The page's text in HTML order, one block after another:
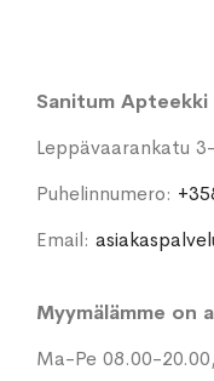
Sanitum Apteekki
Leppävaarankatu
Puhelinnumero:
Email:
Myymälämme on
Ma-Pe 08.00-